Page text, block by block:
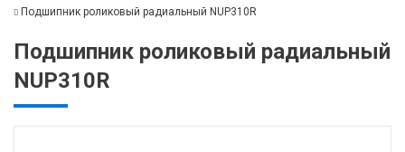
Подшипник роликовый радиальный NUP310R
Подшипник роликовый радиальный
NUP310R